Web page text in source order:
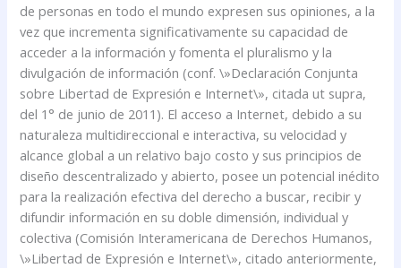
de personas en todo el mundo expresen sus opiniones, a la
vez que incrementa significativamente su capacidad de
acceder a la información y fomenta el pluralismo y la
divulgación de información (conf. \»Declaración Conjunta
sobre Libertad de Expresión e Internet\», citada ut supra,
del 1° de junio de 2011). El acceso a Internet, debido a su
naturaleza multidireccional e interactiva, su velocidad y
alcance global a un relativo bajo costo y sus principios de
diseño descentralizado y abierto, posee un potencial inédito
para la realización efectiva del derecho a buscar, recibir y
difundir información en su doble dimensión, individual y
colectiva (Comisión Interamericana de Derechos Humanos,
\»Libertad de Expresión e Internet\», citado anteriormente,